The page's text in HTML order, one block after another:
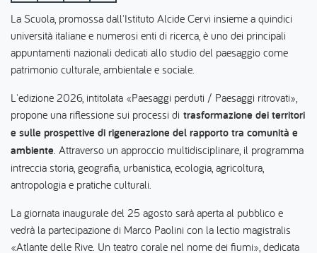
La Scuola, promossa dall'Istituto Alcide Cervi insieme a quindici
università italiane e numerosi enti di ricerca, è uno dei principali
appuntamenti nazionali dedicati allo studio del paesaggio come
patrimonio culturale, ambientale e sociale.
L'edizione 2026, intitolata «Paesaggi perduti / Paesaggi ritrovati»,
propone una riflessione sui processi di trasformazione dei territori
e sulle prospettive di rigenerazione del rapporto tra comunità e
ambiente. Attraverso un approccio multidisciplinare, il programma
intreccia storia, geografia, urbanistica, ecologia, agricoltura,
antropologia e pratiche culturali.
La giornata inaugurale del 25 agosto sarà aperta al pubblico e
vedrà la partecipazione di Marco Paolini con la lectio magistralis
«Atlante delle Rive. Un teatro corale nel nome dei fiumi», dedicata